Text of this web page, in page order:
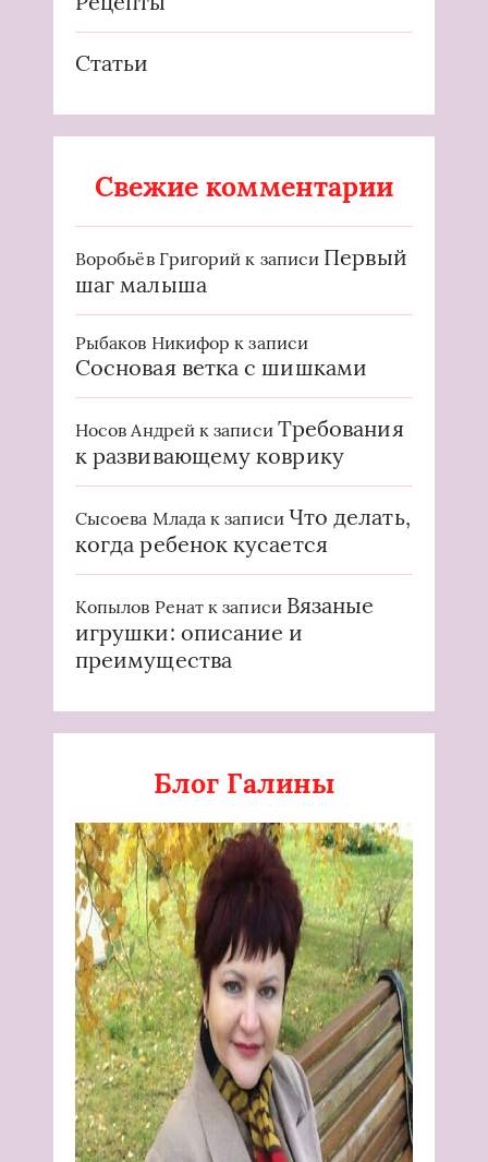
Статьи
Свежие комментарии
Воробьёв Григорий к записи Первый
шаг малыша
Рыбаков Никифор к записи
Сосновая ветка с шишками
Носов Андрейк записи Требования
к развивающему коврику
Сысоева Млада к записи Что делать,
когда ребенок кусается
Копылов Ренат к записи Вязаные
игрушки: описание и
преимущества
Блог Галины